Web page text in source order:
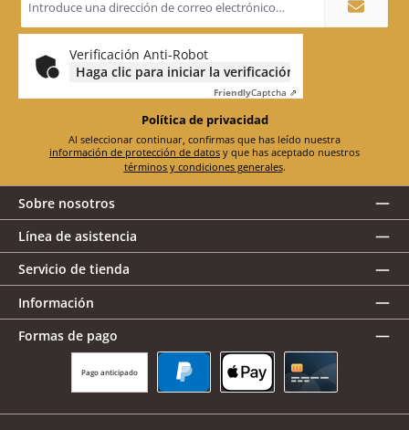
de
correo
electrónico
Verificación Anti-Robot
Haga clic para iniciar la verificación
FriendlyCaptcha ⇗
Política de privacidad
información de protección de datos
términos y condiciones generales.
Sobre nosotros
Línea de asistencia
Servicio de tienda
Información
Formas de pago
Pago anticipado